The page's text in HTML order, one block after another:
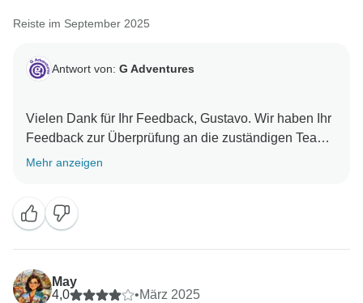
Reiste im September 2025
Antwort von: G Adventures
Vielen Dank für Ihr Feedback, Gustavo. Wir haben Ihr
Feedback zur Überprüfung an die zuständigen Teams
Mehr anzeigen
May
4,0
•März 2025